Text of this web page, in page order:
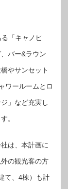
「キャノピ
バー&ラウン
やサンセット
ワールームとロ
」など充実し
。
は、本計画に
の観光客の方
て、4棟）も計